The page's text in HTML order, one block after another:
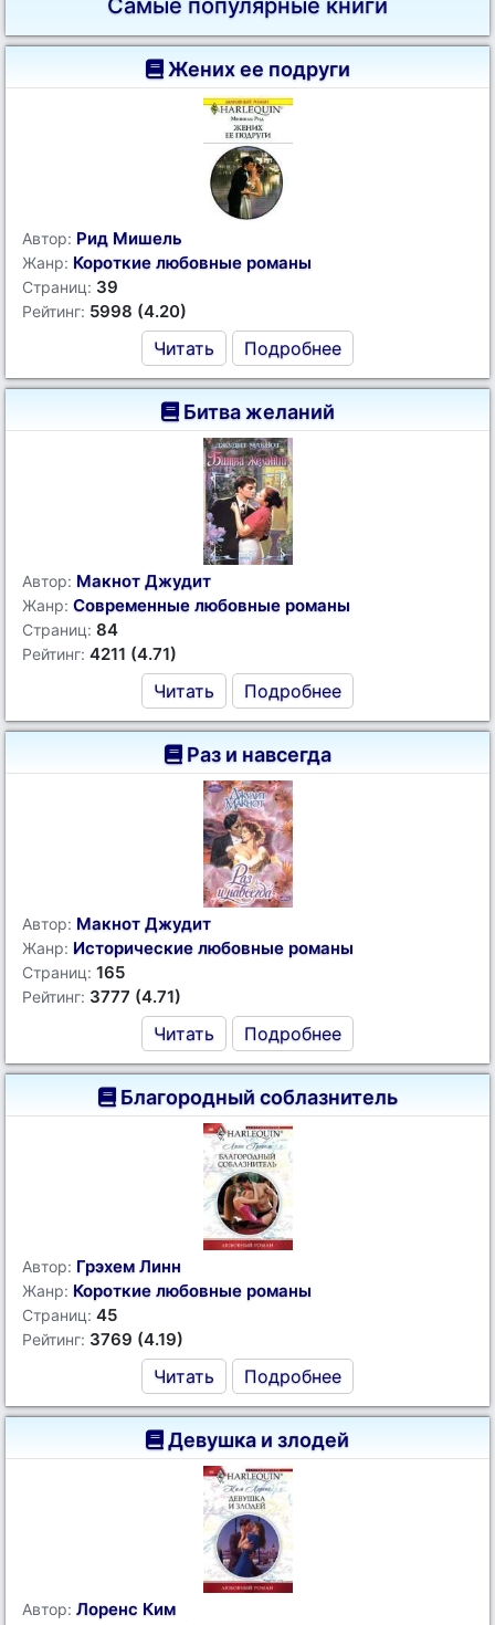
Самые популярные книги
Жених ее подруги
Автор: Рид Мишель
Жанр: Короткие любовные романы
Страниц: 39
Рейтинг: 5998 (4.20)
Читать Подробнее
Битва желаний
Автор: Макнот Джудит
Жанр: Современные любовные романы
Страниц: 84
Рейтинг: 4211 (4.71)
Читать Подробнее
Раз и навсегда
Автор: Макнот Джудит
Жанр: Исторические любовные романы
Страниц: 165
Рейтинг: 3777 (4.71)
Читать Подробнее
Благородный соблазнитель
Автор: Грэхем Линн
Жанр: Короткие любовные романы
Страниц: 45
Рейтинг: 3769 (4.19)
Читать Подробнее
Девушка и злодей
Автор: Лоренс Ким